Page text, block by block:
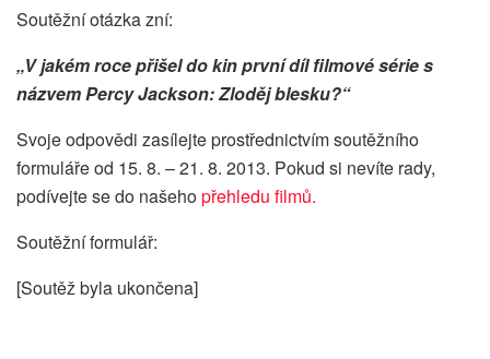
Soutěžní otázka zní:
„V jakém roce přišel do kin první díl filmové série s
názvem Percy Jackson: Zloděj blesku?“
Svoje odpovědi zasílejte prostřednictvím soutěžního
formuláře od 15. 8. – 21. 8. 2013. Pokud si nevíte rady,
podívejte se do našehopřehledu filmů.
Soutěžní formulář:
[Soutěž byla ukončena]